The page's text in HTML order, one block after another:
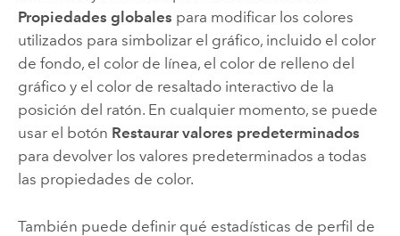
Propiedades globales para modificar los colores
utilizados para simbolizar el gráfico, incluido el color
de fondo, el color de línea, el color de relleno del
gráfico y el color de resaltado interactivo de la
posición del ratón. En cualquier momento, se puede
usar el botón Restaurar valores predeterminados
para devolver los valores predeterminados a todas
las propiedades de color.
También puede definir qué estadísticas de perfil de